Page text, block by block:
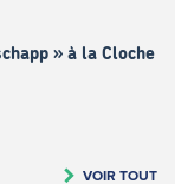
» à la Cloche
VOIR TOUT